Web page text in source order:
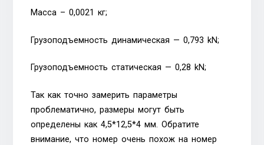
Масса – 0,0021 кг;
Грузоподъемность динамическая — 0,793 kN;
Грузоподъемность статическая — 0,28 kN;
Так как точно замерить параметры
проблематично, размеры могут быть
определены как 4,5*12,5*4 мм. Обратите
внимание, что номер очень похож на номер